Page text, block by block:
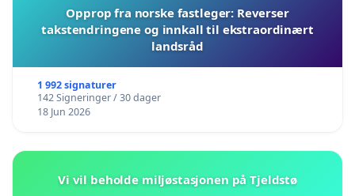
Opprop fra norske fastleger: Reverser
takstendringene og innkall til ekstraordinært
landsråd
1 992 signaturer
142 Signeringer / 30 dager
18 Jun 2026
Vi vil beholde miljøstasjonen på Tjeldstø